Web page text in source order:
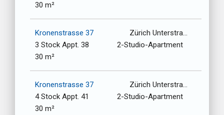
30 m²
Kronenstrasse 37
Zürich Unterstrasse-Oberstrasse / 8006
3 Stock Appt. 38
2-Studio-Apartment
30 m²
Kronenstrasse 37
Zürich Unterstrasse-Oberstrasse / 8006
4 Stock Appt. 41
2-Studio-Apartment
30 m²